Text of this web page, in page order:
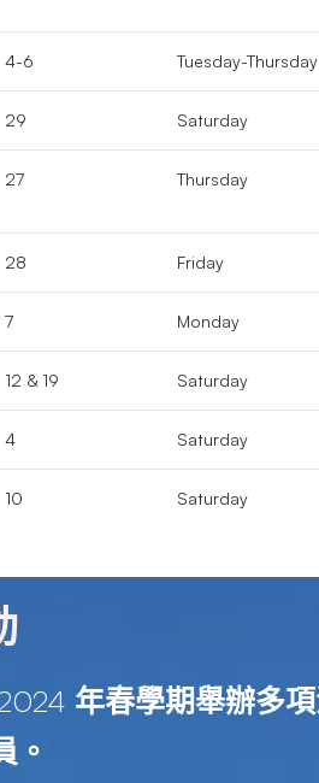
4-6 Tuesday-Thursday
29 Saturday
27 Thursday
28 Friday
7 Monday
12 & 19 Saturday
4 Saturday
10 Saturday
年春學期舉辦多
。